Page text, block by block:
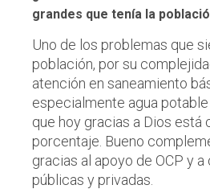
grandes que tenía la
Uno de los problemas que
población, por su
atención en saneamiento
especialmente agua
que hoy gracias a Dios está
porcentaje. Bueno
gracias al apoyo de OCP y
públicas y privadas.